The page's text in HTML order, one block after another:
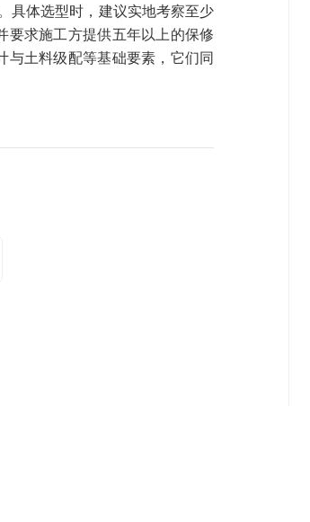
具体选型时，建议实地考察至少
要求施工方提供五年以上的保修
土料级配等基础要素，它们同